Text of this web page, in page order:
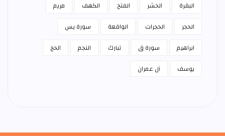
البقرة الحشر الفتح الكهف
مريم
الحجر
الحجرات الواقعة
سورة يس
ابراهيم
سورة ق تبارك النجم
الحج
يوسف
آل عمران